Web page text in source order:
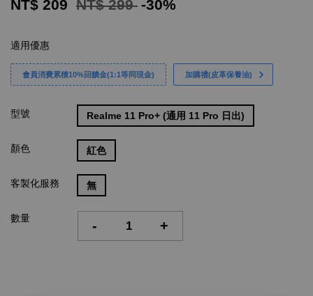
NT$ 209 NT$ 299 -30%
適用優惠
會員消費累積10%回饋金(1:1等同現金) 加購禮(皮革保養油)
型號 Realme 11 Pro+ (通用 11 Pro 日出)
顏色 紅色
客製化服務 無
數量 - +